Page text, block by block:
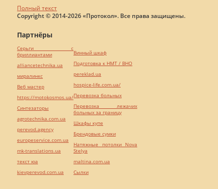
Полный текст
Copyright © 2014-2026 «Протокол». Все права защищены.
Партнёры
Серьги с
бриллиантами
alliancetechnika.ua
миралинкс
Веб мастер
https://motokosmos.ua/
Синтезаторы
agrotechnika.com.ua
perevod.agency
europeservice.com.ua
mk-translations.ua
текст юа
kievperevod.com.ua
Винный шкаф
Подготовка к НМТ / ВНО
pereklad.ua
hospice-life.com.ua/
Перевозка больных
Перевозка лежачих
больных за границу
Шкафы купе
Брендовые сумки
Натяжные потолки Nova
Stelya
maltina.com.ua
Cылки